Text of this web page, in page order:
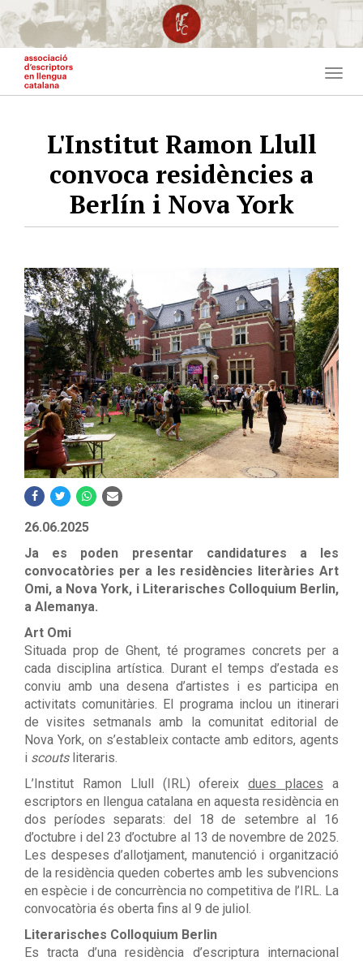
Vés
al
contingut
L'Institut Ramon Llull
convoca residències a
Berlín i Nova York
26.06.2025
Ja es poden presentar candidatures a les
convocatòries per a les residències literàries Art
Omi, a Nova York, i Literarisches Colloquium Berlin,
a Alemanya.
Art Omi
Situada prop de Ghent, té programes concrets per a
cada disciplina artística. Durant el temps d’estada es
conviu amb una desena d’artistes i es participa en
activitats comunitàries. El programa inclou un itinerari
de visites setmanals amb la comunitat editorial de
Nova York, on s’estableix contacte amb editors, agents
i scouts literaris.
L’Institut Ramon Llull (IRL) ofereixdues places a
escriptors en llengua catalana en aquesta residència en
dos períodes separats: del 18 de setembre al 16
d’octubre i del 23 d’octubre al 13 de novembre de 2025.
Les despeses d’allotjament, manutenció i organització
de la residència queden cobertes amb les subvencions
en espècie i de concurrència no competitiva de l’IRL. La
convocatòria és oberta fins al 9 de juliol.
Literarisches Colloquium Berlin
Es tracta d’una residència d’escriptura internacional